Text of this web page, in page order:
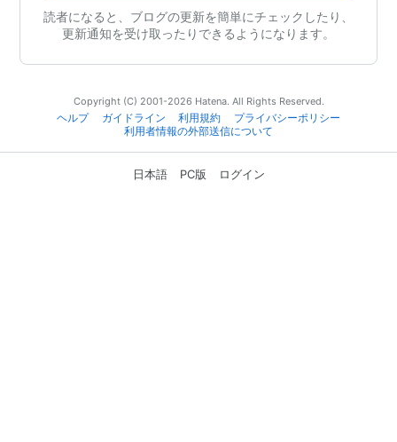
読者になると、ブログの更新を簡単にチェックしたり、
更新通知を受け取ったりできるようになります。
Copyright (C) 2001-2026 Hatena. All Rights Reserved.
ヘルプ
ガイドライン 利用規約
プライバシーポリシー
利用者情報の外部送信について
日本語 PC版 ログイン